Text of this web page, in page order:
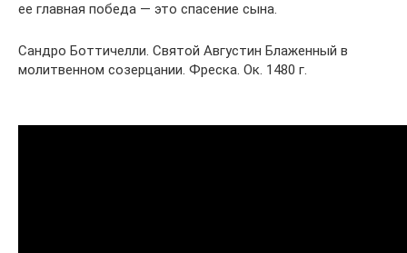
ее главная победа — это спасение сына.
Сандро Боттичелли. Святой Августин Блаженный в
молитвенном созерцании. Фреска. Ок. 1480 г.